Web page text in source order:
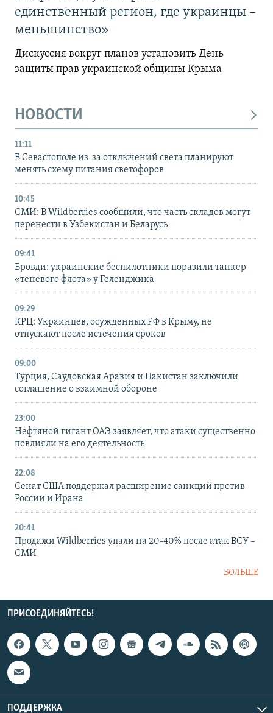
единственный регион, где украинцы –
меньшинство»
Дискуссия вокруг планов установить День
защиты прав украинской общины Крыма
НОВОСТИ
11:11
В Севастополе из-за отключений света планируют
менять схему питания светофоров
10:45
СМИ: В Wildberries сообщили, что часть складов могут
перенести в Узбекистан и Беларусь
09:41
Бровди: украинские беспилотники поразили танкер
«теневого флота» у Геленджика
09:29
КРЦ: Украинцев, осужденных РФ в Крыму, не
отпускают после истечения сроков
09:00
Турция, Саудовская Аравия и Пакистан заключили
соглашение о взаимной обороне
23:00
Нефтяной гигант ОАЭ заявляет, что атаки существенно
повлияли на его деятельность
22:08
Сенат США поддержал расширение санкций против
России и Ирана
20:41
Продажи Wildberries упали на 20-40% после атак ВСУ –
СМИ
БОЛЬШЕ
ПРИСОЕДИНЯЙТЕСЬ!
ПОДДЕРЖКА